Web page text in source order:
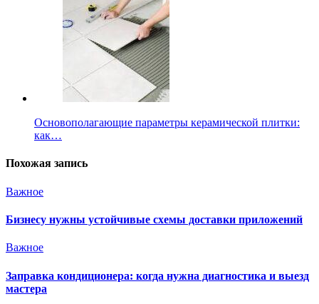
Основополагающие параметры керамической плитки:
как…
Похожая запись
Важное
Бизнесу нужны устойчивые схемы доставки приложений
Важное
Заправка кондиционера: когда нужна диагностика и выезд
мастера